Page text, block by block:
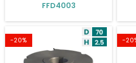
FFD4003
-20% -